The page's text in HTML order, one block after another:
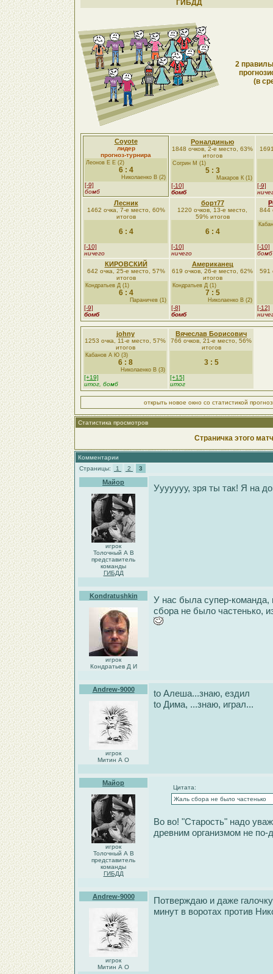
ГИБДД
2
(в
Coyote
лидер
прогноз-турнира
Леонов Е Е (2)
6 : 4
Николаенко В (2)
[-9]
бомб
Роналдинью
1848 очков, 2-е место, 63%
итогов
Согрин М (1)
5 : 3
Макаров К (1)
[-10]
бомб
[-9]
Лесник
1462 очка, 7-е место, 60%
итогов
6 : 4
[-10]
ничего
борт77
1220 очков, 13-е место,
59% итогов
6 : 4
[-10]
ничего
844
[-10]
бомб
КИРОВСКИЙ
642 очка, 25-е место, 57%
итогов
Кондратьев Д (1)
6 : 4
Параничев (1)
[-9]
бомб
Американец
619 очков, 26-е место, 62%
итогов
Кондратьев Д (1)
7 : 5
Николаенко В (2)
[-8]
бомб
591
[-12]
johny
1253 очка, 11-е место, 57%
итогов
Кабанов А Ю (3)
6 : 8
Николаенко В (3)
[+19]
итог, бомб
Вячеслав Борисович
766 очков, 21-е место, 56%
итогов
3 : 5
[+15]
итог
открыть новое окно со статистикой
Статистика просмотров
Страничка этого
Комментарии
Страницы:
1 2 3
Майор
игрок
Толочный А В
представитель
команды
ГИБДД
Ууууууу, зря ты так! Я на
Kondratushkin
игрок
Кондратьев Д И
У нас была супер-команда,
сбора не было частенько,
Andrew-9000
игрок
Митин А О
to Алеша...знаю, ездил
to Дима, ...знаю, играл...
Майор
игрок
Толочный А В
представитель
команды
ГИБДД
Цитата:
Жаль сбора не было частенько
Во во! "Старость" надо
древним организмом не по-
Andrew-9000
игрок
Митин А О
Потверждаю и даже
минут в воротах против